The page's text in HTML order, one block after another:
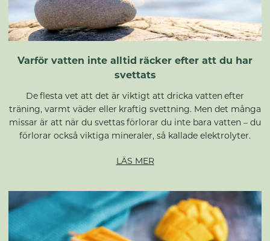
Varför vatten inte alltid räcker efter att du har
svettats
De flesta vet att det är viktigt att dricka vatten efter
träning, varmt väder eller kraftig svettning. Men det många
missar är att när du svettas förlorar du inte bara vatten – du
förlorar också viktiga mineraler, så kallade elektrolyter.
LÄS MER